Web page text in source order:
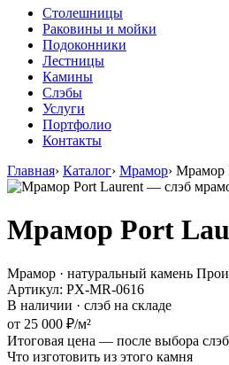
Столешницы
Раковины и мойки
Подоконники
Лестницы
Камины
Слэбы
Услуги
Портфолио
Контакты
Главная› Каталог› Мрамор› Мрамор
Мрамор Port
Мрамор · натуральный камень
Артикул: PX-MR-0616
В наличии · слэб на складе
от 25 000 ₽/м²
Итоговая цена — после выбора
Что изготовить из этого камня